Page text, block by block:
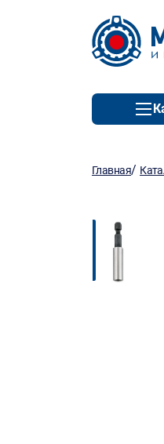
Главная/